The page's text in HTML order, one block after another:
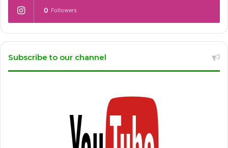
0 Followers
Subscribe to our channel